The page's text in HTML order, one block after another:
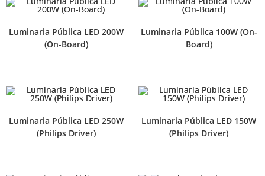
Luminaria Pública LED 200W
(On-Board)
Luminaria Pública 100W (On-
Board)
Luminaria Pública LED 250W
(Philips Driver)
Luminaria Pública LED 150W
(Philips Driver)